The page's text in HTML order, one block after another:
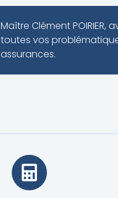
Maître Clément
toutes vos
assurances.